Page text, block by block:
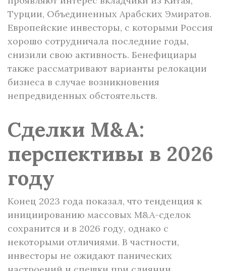
Турции, Объединенных Арабских Эмиратов.
Европейские инвесторы, с которыми Россия
хорошо сотрудничала последние годы,
снизили свою активность. Бенефициары
также рассматривают варианты релокации
бизнеса в случае возникновения
непредвиденных обстоятельств.
Сделки M&A:
перспективы в 2026
году
Конец 2023 года показал, что тенденция к
инициированию массовых M&A-сделок
сохранится и в 2026 году, однако с
некоторыми отличиями. В частности,
инвесторы не ожидают панических